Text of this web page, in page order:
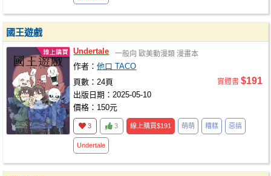
國王遊戲
Undertale 一般向 歐美動漫類 漫畫本
作者：他口 TACO
頁數：24頁
出版日期：2025-05-10
價格：150元
實體書 $191
3 3 線上購買$191 萌萌 糟糕 惡搞
Undertale